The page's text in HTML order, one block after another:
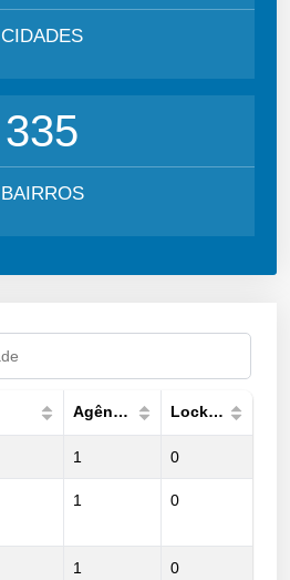
CIDADES
335
BAIRROS
Agências Lockers
1 0
1 0
1 0